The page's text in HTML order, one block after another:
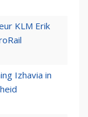
KLM Erik
Izhavia in